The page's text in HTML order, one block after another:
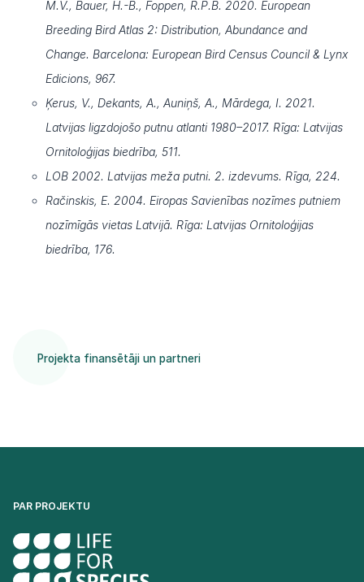
M.V., Bauer, H.-B., Foppen, R.P.B. 2020. European
Breeding Bird Atlas 2: Distribution, Abundance and
Change. Barcelona: European Bird Census Council & Lynx
Edicions, 967.
Ķerus, V., Dekants, A., Auniņš, A., Mārdega, I. 2021.
Latvijas ligzdojošo putnu atlanti 1980–2017. Rīga: Latvijas
Ornitoloģijas biedrība, 511.
LOB 2002. Latvijas meža putni. 2. izdevums. Rīga, 224.
Račinskis, E. 2004. Eiropas Savienības nozīmes putniem
nozīmīgās vietas Latvijā. Rīga: Latvijas Ornitoloģijas
biedrība, 176.
Projekta finansētāji un partneri
PAR PROJEKTU